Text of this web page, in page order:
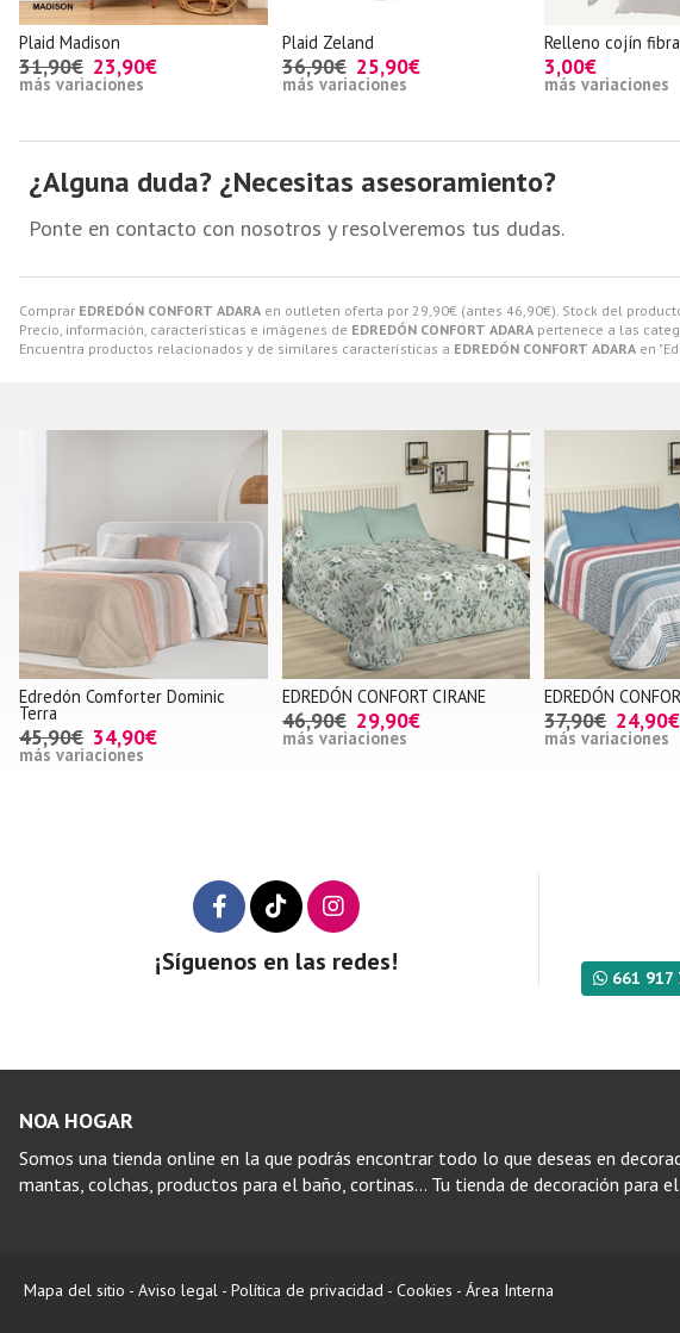
Comprar EDREDÓN CONFORT ADARA en outleten oferta por 29,90€ (antes 46,90€). Stock del
Precio, información, características e imágenes de EDREDÓN CONFORT ADARA pertenece a las
Encuentra productos relacionados y de similares características a EDREDÓN CONFORT ADARA en
Plaid Madison
31,90€ 23,90€
más variaciones
Plaid Zeland
36,90€ 25,90€
más variaciones
Relleno cojín fibra
3,00€
más variaciones
¿Alguna duda? ¿Necesitas asesoramiento?
Ponte en contacto con nosotros y resolveremos tus dudas.
Edredón Comforter Dominic
Terra
45,90€ 34,90€
más variaciones
EDREDÓN CONFORT CIRANE
46,90€ 29,90€
más variaciones
EDREDÓN
37,90€ 24,90€
más variaciones
¡Síguenos en las redes!
661 917
NOA HOGAR
Somos una tienda online en la que podrás encontrar todo lo que deseas en
mantas, colchas, productos para el baño, cortinas… Tu tienda de decoración para
Mapa del sitio - Aviso legal - Política de privacidad - Cookies - Área Interna